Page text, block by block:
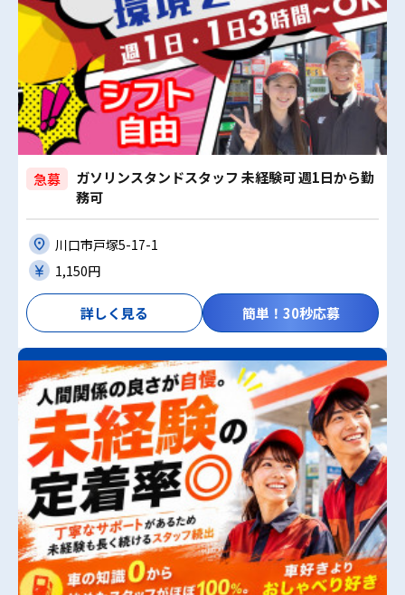
急募
ガソリンスタンドスタッフ 未経験可 週1日から勤
務可
川口市戸塚5-17-1
1,150円
詳しく見る 簡単！30秒応募